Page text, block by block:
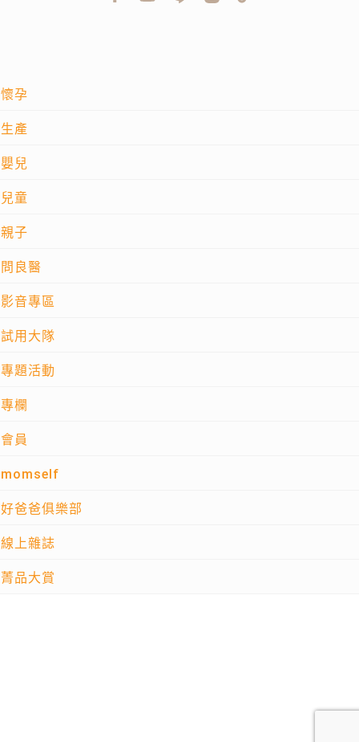
懷孕
生產
嬰兒
兒童
親子
問良醫
影音專區
試用大隊
專題活動
專欄
會員
momself
好爸爸俱樂部
線上雜誌
菁品大賞